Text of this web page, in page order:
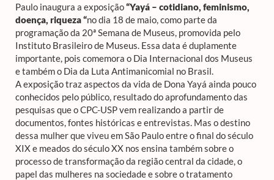
Paulo inaugura a exposição“Yayá – cotidiano, feminismo,
doença, riqueza“no dia 18 de maio, como parte da
programação da 20ª Semana de Museus, promovida pelo
Instituto Brasileiro de Museus. Essa data é duplamente
importante, pois comemora o Dia Internacional dos Museus
e também o Dia da Luta Antimanicomial no Brasil.
A exposição traz aspectos da vida de Dona Yayá ainda pouco
conhecidos pelo público, resultado do aprofundamento das
pesquisas que o CPC-USP vem realizando a partir de
documentos, fontes históricas e entrevistas. Mas o destino
dessa mulher que viveu em São Paulo entre o final do século
XIX e meados do século XX nos ensina também sobre o
processo de transformação da região central da cidade, o
papel das mulheres na sociedade e sobre o tratamento